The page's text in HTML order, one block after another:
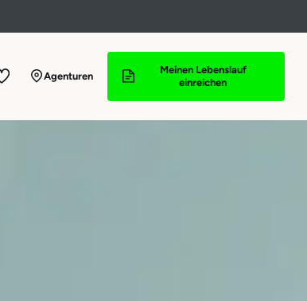
Agenturen
Meinen Lebenslauf
einreichen